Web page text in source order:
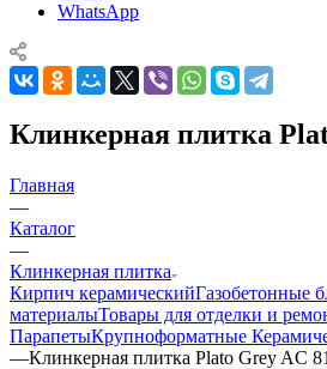
WhatsApp
Клинкерная плитка
Главная
—
Каталог
—
Клинкерная плитка
Кирпич керамическийГазобетонные
материалыТовары для отделки и
ПарапетыКрупноформатные
—Клинкерная плитка Plato Grey AC